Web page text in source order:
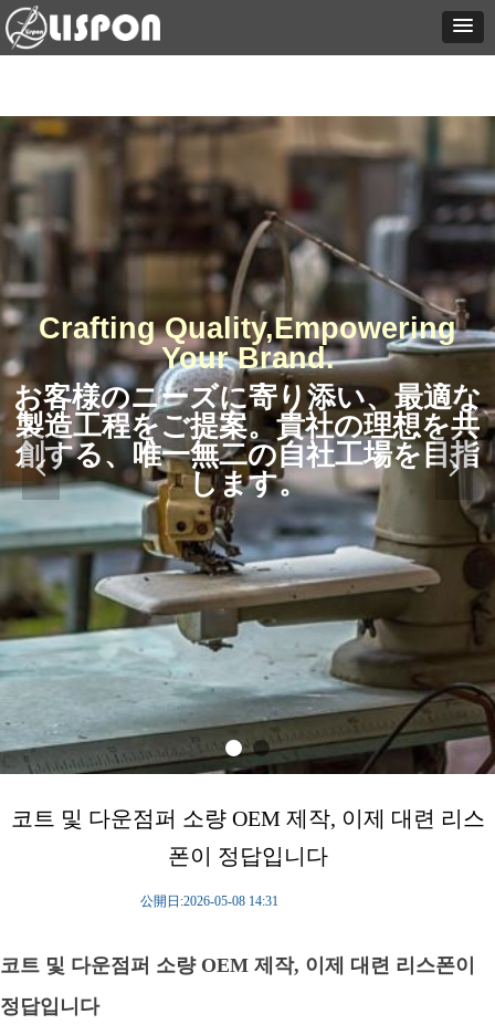
Crafting Quality,Empowering
Your Brand.
お客様のニーズに寄り添い、最適な
製造工程をご提案。貴社の理想を共
創する、唯一無二の自社工場を目指
します。
넳 넲
코트 및 다운점퍼 소량 OEM 제작, 이제 대련 리스
폰이 정답입니다
코트 및 다운점퍼 소량 OEM 제작, 이제 대련 리스폰이
정답입니다
公開日:2026-05-08 14:31